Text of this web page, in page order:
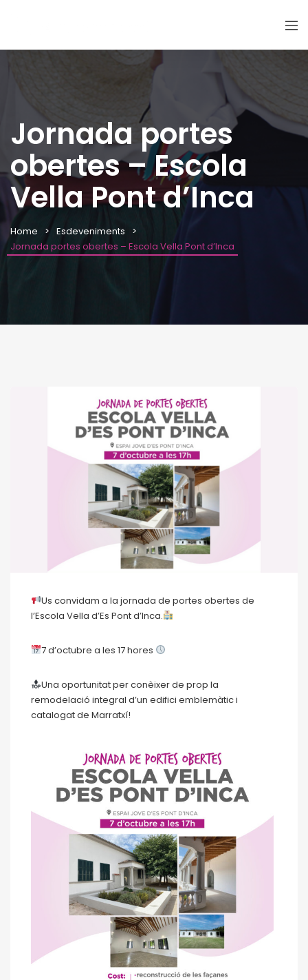
Jornada portes
obertes – Escola
Vella Pont d’Inca
Home
Esdeveniments
Jornada portes obertes – Escola Vella Pont d’Inca
Us convidam a la jornada de portes obertes de
l’Escola Vella d’Es Pont d’Inca.
7 d’octubre a les 17 hores
Una oportunitat per conèixer de prop la
remodelació integral d’un edifici emblemàtic i
catalogat de Marratxí!